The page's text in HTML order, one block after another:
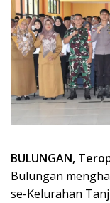
BULUNGAN,
Bulungan
se-Kelurahan